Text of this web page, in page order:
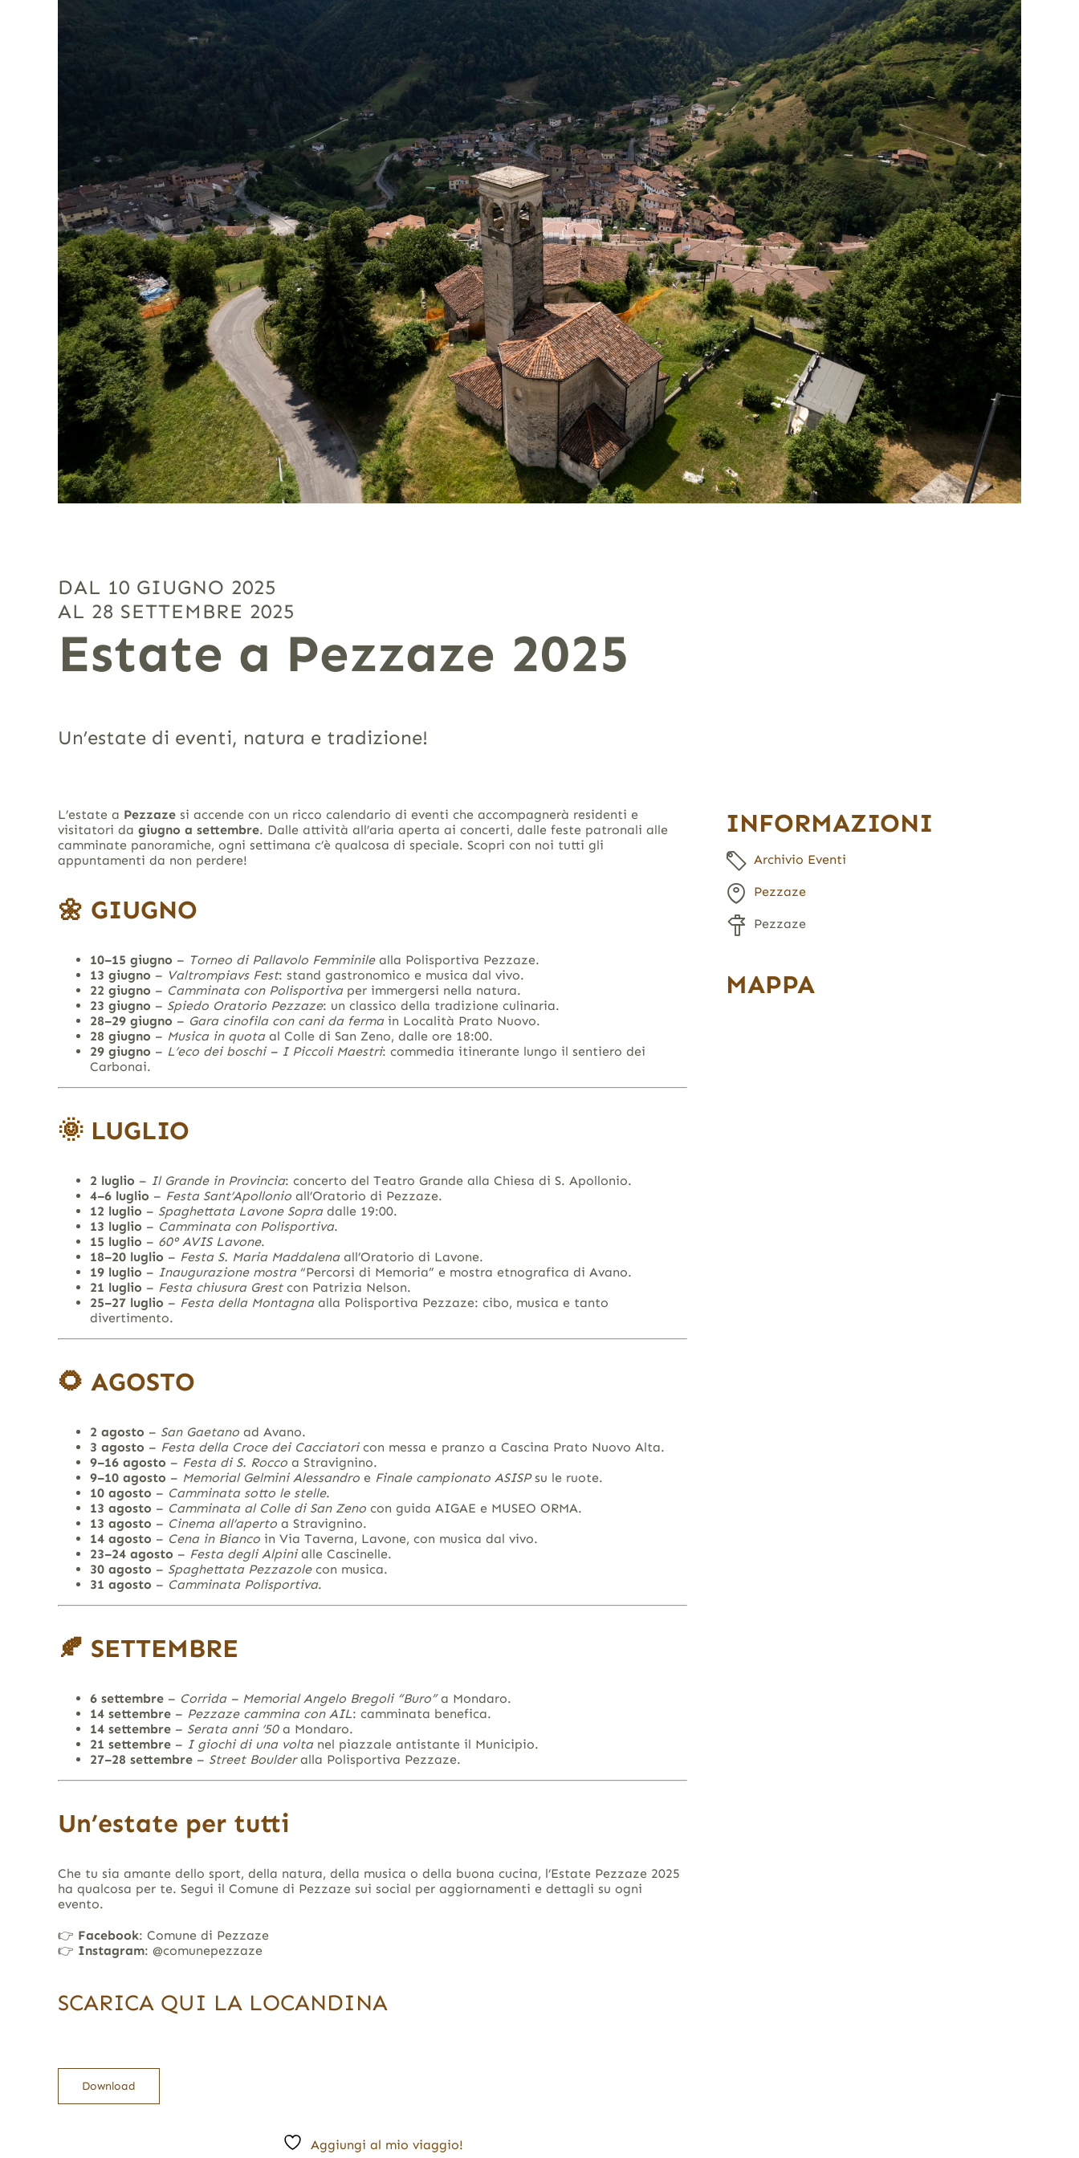
DAL 10 GIUGNO 2025
AL 28 SETTEMBRE 2025
Estate a Pezzaze 2025
Un’estate di eventi, natura e tradizione!
L’estate a Pezzazesi accende con un ricco calendario di eventi che accompagnerà residenti e
visitatori da giugno a settembre. Dalle attività all’aria aperta ai concerti, dalle feste patronali alle
camminate panoramiche, ogni settimana c’è qualcosa di speciale. Scopri con noi tutti gli
appuntamenti da non perdere!
🌼 GIUGNO
10–15 giugno – Torneo di Pallavolo Femminilealla Polisportiva Pezzaze.
13 giugno – Valtrompiavs Fest: stand gastronomico e musica dal vivo.
22 giugno – Camminata con Polisportivaper immergersi nella natura.
23 giugno – Spiedo Oratorio Pezzaze: un classico della tradizione culinaria.
28–29 giugno – Gara cinofila con cani da fermain Località Prato Nuovo.
28 giugno – Musica in quotaal Colle di San Zeno, dalle ore 18:00.
29 giugno – L’eco dei boschi – I Piccoli Maestri: commedia itinerante lungo il sentiero dei
Carbonai.
🌞 LUGLIO
2 luglio – Il Grande in Provincia: concerto del Teatro Grande alla Chiesa di S. Apollonio.
4–6 luglio – Festa Sant’Apollonioall’Oratorio di Pezzaze.
12 luglio – Spaghettata Lavone Sopradalle 19:00.
13 luglio – Camminata con Polisportiva.
15 luglio – 60° AVIS Lavone.
18–20 luglio – Festa S. Maria Maddalenaall’Oratorio di Lavone.
19 luglio – Inaugurazione mostra“Percorsi di Memoria” e mostra etnografica di Avano.
21 luglio – Festa chiusura Grestcon Patrizia Nelson.
25–27 luglio – Festa della Montagnaalla Polisportiva Pezzaze: cibo, musica e tanto
divertimento.
🌻 AGOSTO
2 agosto – San Gaetanoad Avano.
3 agosto – Festa della Croce dei Cacciatoricon messa e pranzo a Cascina Prato Nuovo Alta.
9–16 agosto – Festa di S. Roccoa Stravignino.
9–10 agosto – Memorial Gelmini Alessandroe Finale campionato ASISPsu le ruote.
10 agosto – Camminata sotto le stelle.
13 agosto – Camminata al Colle di San Zenocon guida AIGAE e MUSEO ORMA.
13 agosto – Cinema all’apertoa Stravignino.
14 agosto – Cena in Biancoin Via Taverna, Lavone, con musica dal vivo.
23–24 agosto – Festa degli Alpinialle Cascinelle.
30 agosto – Spaghettata Pezzazolecon musica.
31 agosto – Camminata Polisportiva.
🍂 SETTEMBRE
6 settembre– Corrida – Memorial Angelo Bregoli “Buro”a Mondaro.
14 settembre– Pezzaze cammina con AIL: camminata benefica.
14 settembre– Serata anni ’50a Mondaro.
21 settembre– I giochi di una voltanel piazzale antistante il Municipio.
27–28 settembre– Street Boulderalla Polisportiva Pezzaze.
Un’estate per tutti
Che tu sia amante dello sport, della natura, della musica o della buona cucina, l’Estate Pezzaze 2025
ha qualcosa per te. Segui il Comune di Pezzaze sui social per aggiornamenti e dettagli su ogni
evento.
👉 Facebook: Comune di Pezzaze
👉 Instagram: @comunepezzaze
SCARICA QUI LA LOCANDINA
Download
Aggiungi al mio viaggio!
INFORMAZIONI
Archivio Eventi
Pezzaze
Pezzaze
MAPPA